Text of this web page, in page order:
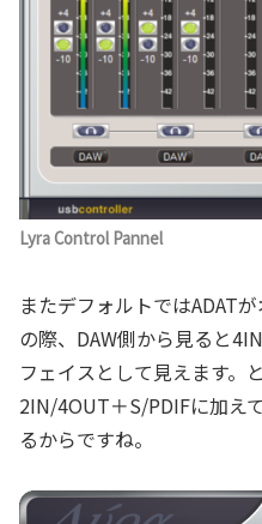
Lyra Control Pannel
またデフォルトではADAT
の際、DAW側から見ると
フェイスとして見えます。
2IN/4OUT＋S/PDIFに加え
るからですね。